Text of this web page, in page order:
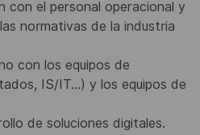
con el personal operacional y
normativas de la industria
con los equipos de
IS/IT…) y los equipos de
de soluciones digitales.